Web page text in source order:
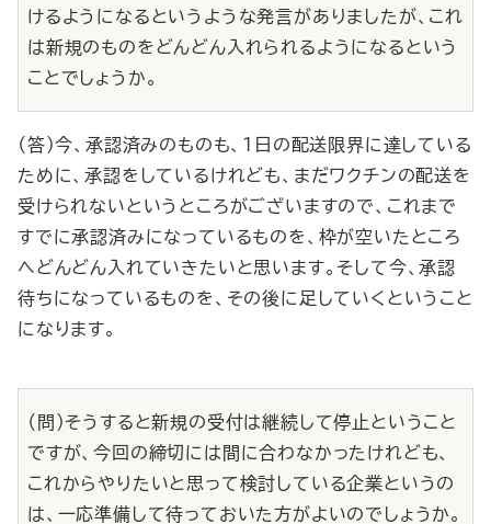
けるようになるというような発言がありましたが、これ
は新規のものをどんどん入れられるようになるという
ことでしょうか。
（答）今、承認済みのものも、１日の配送限界に達している
ために、承認をしているけれども、まだワクチンの配送を
受けられないというところがございますので、これまで
すでに承認済みになっているものを、枠が空いたところ
へどんどん入れていきたいと思います。そして今、承認
待ちになっているものを、その後に足していくということ
になります。
（問）そうすると新規の受付は継続して停止ということ
ですが、今回の締切には間に合わなかったけれども、
これからやりたいと思って検討している企業というの
は、一応準備して待っておいた方がよいのでしょうか。